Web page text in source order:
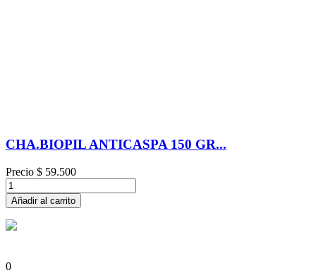
CHA.BIOPIL ANTICASPA 150 GR...
Precio $ 59.500
Añadir al carrito
0